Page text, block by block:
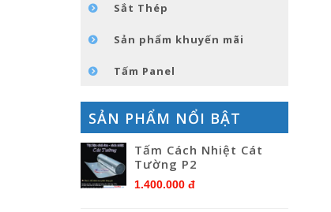
Sắt Thép
Sản phẩm khuyến mãi
Tấm Panel
SẢN PHẨM NỔI BẬT
Tấm Cách Nhiệt Cát
Tường P2
1.400.000 đ